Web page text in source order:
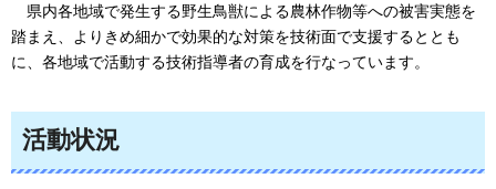
県内各地域で発生する野生鳥獣による農林作物等への被害実態を
踏まえ、よりきめ細かで効果的な対策を技術面で支援するととも
に、各地域で活動する技術指導者の育成を行なっています。
活動状況